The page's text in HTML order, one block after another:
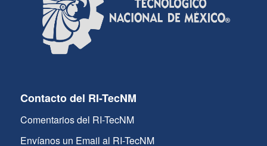
Contacto del RI-TecNM
Comentarios del RI-TecNM
Envíanos un Email al RI-TecNM